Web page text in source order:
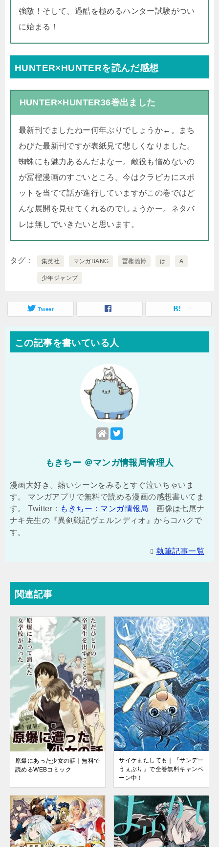
強敵！そして、過酷を極めるハンター試験がつい
に始まる！
HUNTER×HUNTERを読んだ感想
HUNTER×HUNTER36巻出ました
最新刊でましたねー何年ぶりでしょうか←。まち
わびた最新刊ですが表紙見て悲しくなりました。
蜘蛛にも魅力あるんだよなー。敵役も憎めないの
が冨樫漫画のすごいところ。今はクラピカにスポ
ットを当てて話が進行していますがこの巻ではど
んな展開を見せてくれるのでしょうかー。ネタバ
レは無しでいきたいと思います。
タグ 集英社 マンガBANG 冨樫義博 は A
少年ジャンプ
Tweet
この記事を書いている人
もきちー ＠マンガ情報局管理人
漫画大好き。熱いシーンをみるとすぐ泣いちゃいま
す。 マンガアプリで無料で読める漫画の感想書いてま
す。 Twitter： もきちー：マンガ情報局
画像は七尾ナ
ナキ先生の『異剣戦記ヴェルンディオ』からコハクで
す。
執筆記事一覧
関連記事
原爆にあった少女の話｜無料で
読めるWEBコミック
サイケまたしても｜『サンデー
うぇぶり』で全巻無料キャンペ
ーン中！